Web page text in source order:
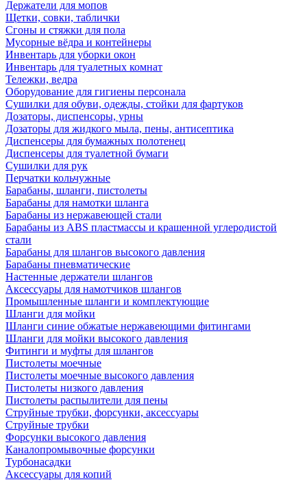
Держатели для мопов
Щетки, совки, таблички
Сгоны и стяжки для пола
Мусорные вёдра и контейнеры
Инвентарь для уборки окон
Инвентарь для туалетных комнат
Тележки, ведра
Оборудование для гигиены персонала
Сушилки для обуви, одежды, стойки для фартуков
Дозаторы, диспенсоры, урны
Дозаторы для жидкого мыла, пены, антисептика
Диспенсеры для бумажных полотенец
Диспенсеры для туалетной бумаги
Сушилки для рук
Перчатки кольчужные
Барабаны, шланги, пистолеты
Барабаны для намотки шланга
Барабаны из нержавеющей стали
Барабаны из ABS пластмассы и крашенной углеродистой
стали
Барабаны для шлангов высокого давления
Барабаны пневматические
Настенные держатели шлангов
Аксессуары для намотчиков шлангов
Промышленные шланги и комплектующие
Шланги для мойки
Шланги синие обжатые нержавеющими фитингами
Шланги для мойки высокого давления
Фитинги и муфты для шлангов
Пистолеты моечные
Пистолеты моечные высокого давления
Пистолеты низкого давления
Пистолеты распылители для пены
Струйные трубки, форсунки, аксессуары
Струйные трубки
Форсунки высокого давления
Каналопромывочные форсунки
Турбонасадки
Аксессуары для копий